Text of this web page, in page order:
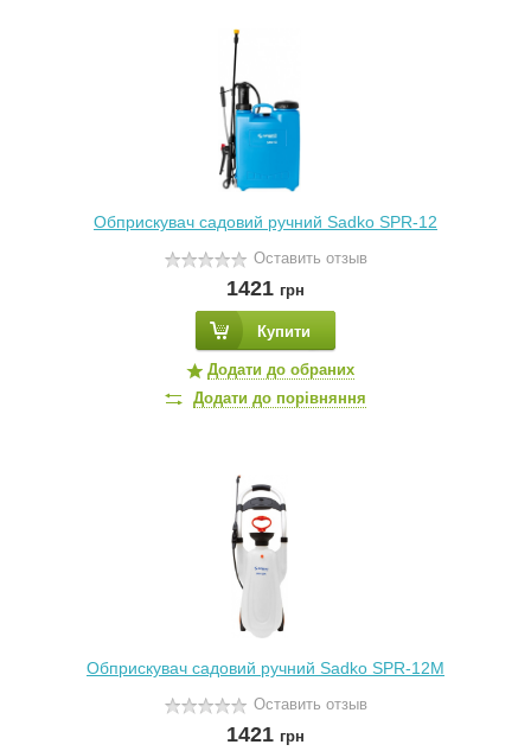
Обприскувач садовий ручний Sadko SPR-12
Оставить отзыв
1421 грн
Купити
Додати до обраних
Додати до порівняння
Обприскувач садовий ручний Sadko SPR-12M
Оставить отзыв
1421 грн